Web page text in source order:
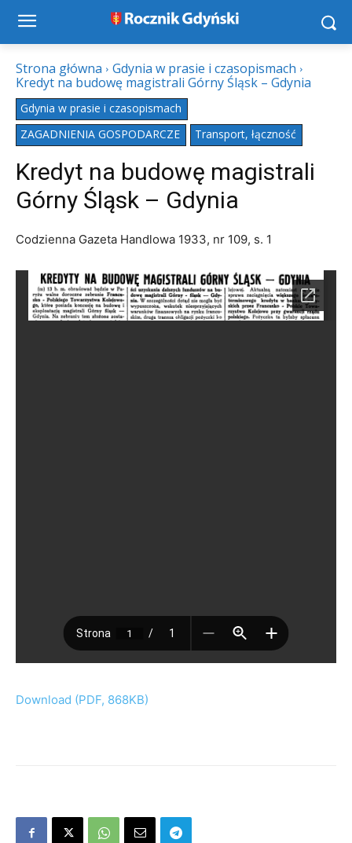
Strona główna
Gdynia w prasie i czasopismach
Kredyt na budowę magistrali Górny Śląsk – Gdynia
Gdynia w prasie i czasopismach
ZAGADNIENIA GOSPODARCZE
Transport, łączność
Kredyt na budowę magistrali
Górny Śląsk – Gdynia
Codzienna Gazeta Handlowa 1933, nr 109, s. 1
Download (PDF, 868KB)